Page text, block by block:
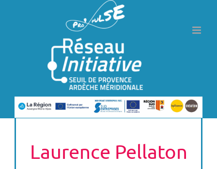
Laurence Pellaton